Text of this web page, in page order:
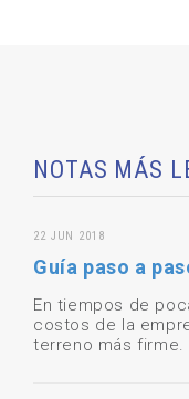
NOTAS MÁS
22 JUN 2018
Guía paso a
En tiempos de
costos de la
terreno más firme.